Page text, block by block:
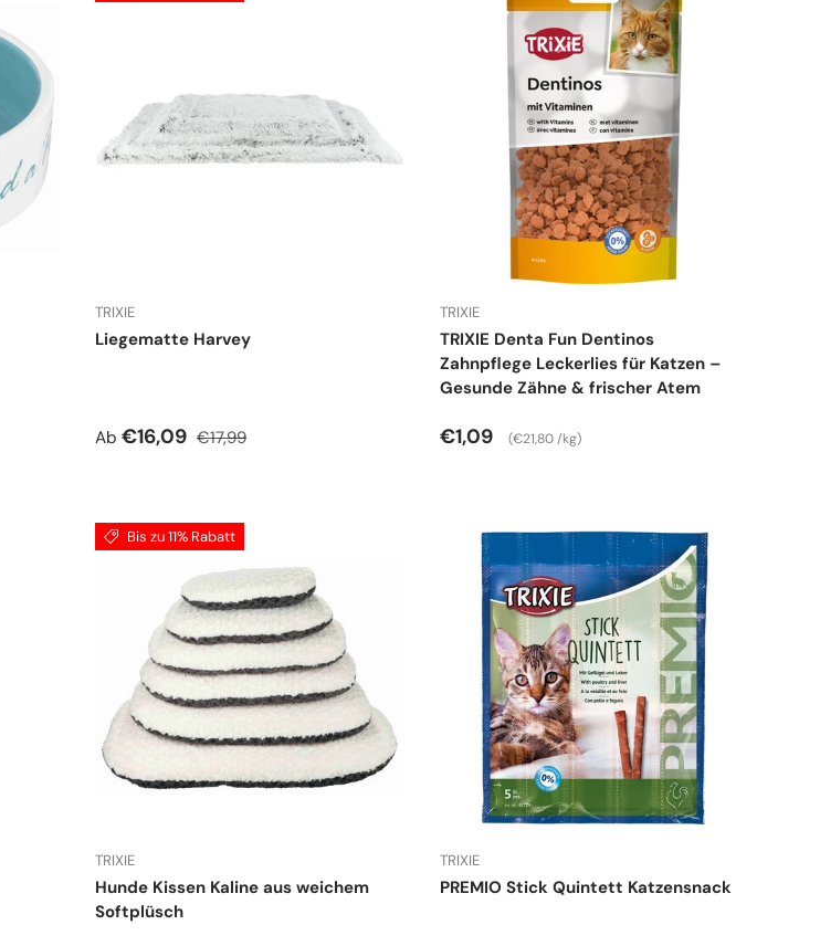
TRIXIE
Liegematte Harvey
Verkaufspreis
Ab €16,09 Normaler Preis
€17,99
TRIXIE
TRIXIE Denta Fun Dentinos
Zahnpflege Leckerlies für Katzen –
Gesunde Zähne & frischer Atem
Normaler Preis
€1,09 Grundpreis
€21,80 /kg
Bis zu 11% Rabatt
TRIXIE
Hunde Kissen Kaline aus weichem
Softplüsch
TRIXIE
PREMIO Stick Quintett Katzensnack